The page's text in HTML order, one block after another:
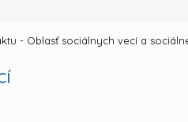
- Oblasť sociálnych vecí a